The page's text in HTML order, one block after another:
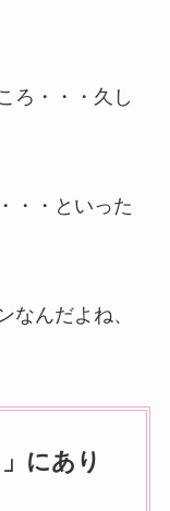
ろ・・・久し
・・といった
なんだよね、
にあり